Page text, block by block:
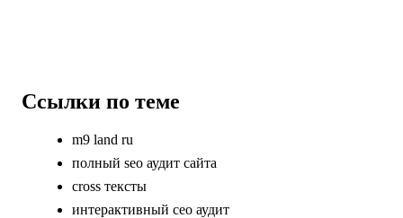
Ссылки по теме
m9 land ru
полный seo аудит сайта
cross тексты
интерактивный сео аудит